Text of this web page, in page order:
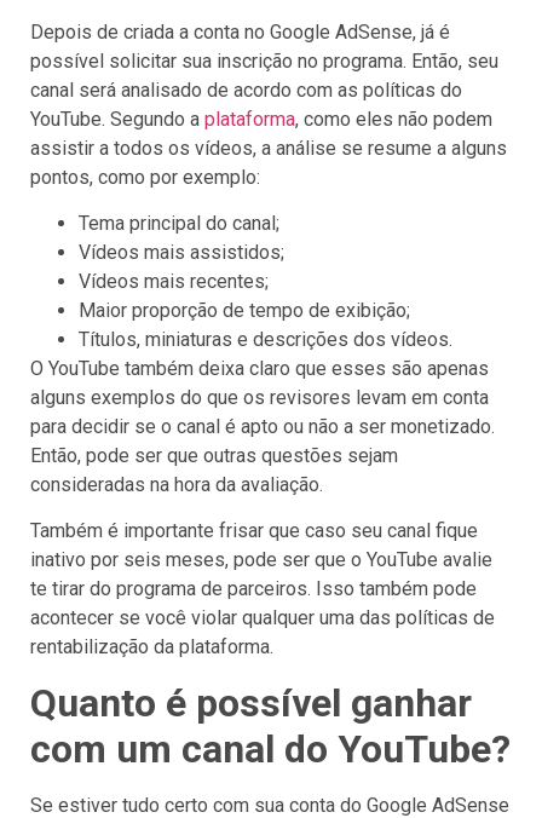
Depois de criada a conta no Google AdSense, já é
possível solicitar sua inscrição no programa. Então, seu
canal será analisado de acordo com as políticas do
YouTube. Segundo a plataforma, como eles não podem
assistir a todos os vídeos, a análise se resume a alguns
pontos, como por exemplo:
Tema principal do canal;
Vídeos mais assistidos;
Vídeos mais recentes;
Maior proporção de tempo de exibição;
Títulos, miniaturas e descrições dos vídeos.
O YouTube também deixa claro que esses são apenas
alguns exemplos do que os revisores levam em conta
para decidir se o canal é apto ou não a ser monetizado.
Então, pode ser que outras questões sejam
consideradas na hora da avaliação.
Também é importante frisar que caso seu canal fique
inativo por seis meses, pode ser que o YouTube avalie
te tirar do programa de parceiros. Isso também pode
acontecer se você violar qualquer uma das políticas de
rentabilização da plataforma.
Quanto é possível ganhar
com um canal do YouTube?
Se estiver tudo certo com sua conta do Google AdSense